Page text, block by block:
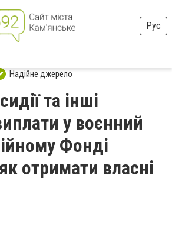
Рус
Надійне джерело
та інші
у воєнний
Фонді
отримати власні